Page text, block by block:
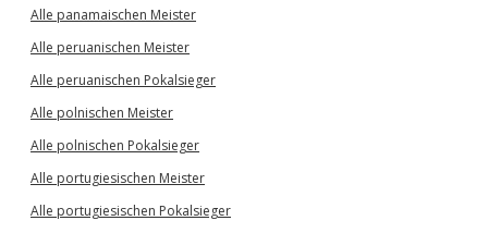
Alle panamaischen Meister
Alle peruanischen Meister
Alle peruanischen Pokalsieger
Alle polnischen Meister
Alle polnischen Pokalsieger
Alle portugiesischen Meister
Alle portugiesischen Pokalsieger